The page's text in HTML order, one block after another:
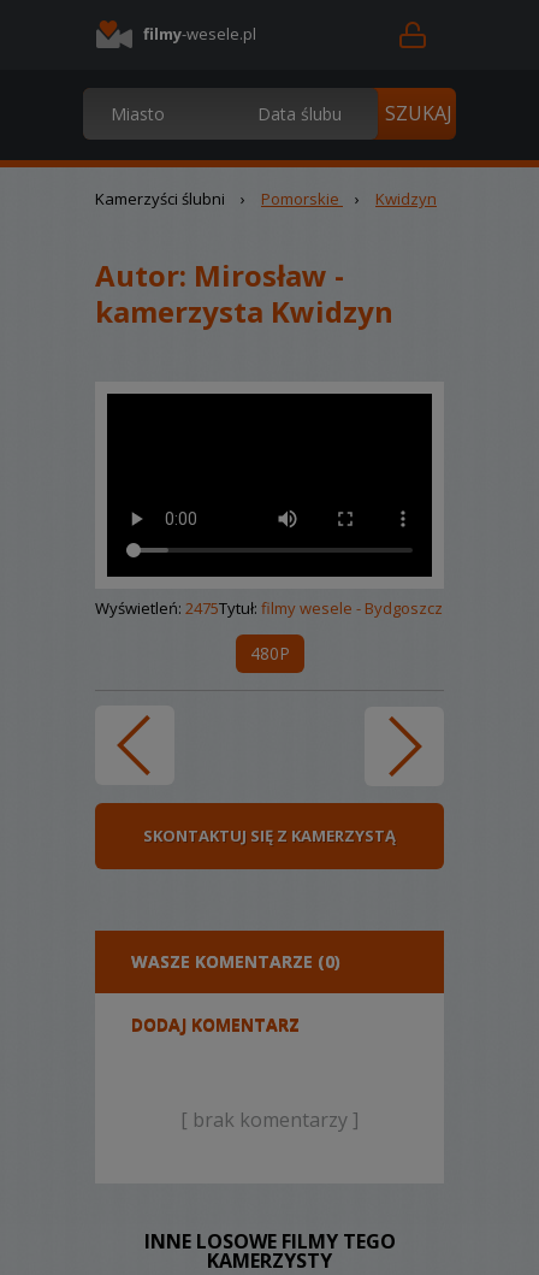
filmy-wesele.pl
Kamerzyści ślubni › Pomorskie › Kwidzyn
Autor: Mirosław -
kamerzysta Kwidzyn
Wyświetleń: 2475Tytuł: filmy wesele - Bydgoszcz
480P
SKONTAKTUJ SIĘ Z KAMERZYSTĄ
WASZE KOMENTARZE (0)
DODAJ KOMENTARZ
[ brak komentarzy ]
INNE LOSOWE FILMY TEGO
KAMERZYSTY